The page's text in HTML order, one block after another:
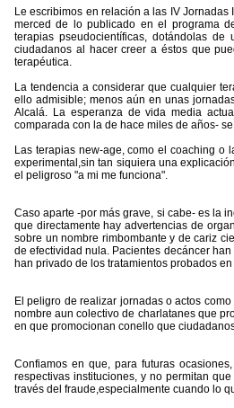
Le escribimos en relación a las IV
merced de lo publicado en el programa
terapias pseudocientíficas, dotándolas
ciudadanos al hacer creer a éstos que
terapéutica.
La tendencia a considerar que cualquier
ello admisible; menos aún en unas
Alcalá. La esperanza de vida media
comparada con la de hace miles de años-
Las terapias new-age, como el coaching o
experimental,sin tan siquiera una
el peligroso "a mi me funciona".
Caso aparte -por más grave, si cabe- es la
que directamente hay advertencias de
sobre un nombre rimbombante y de cariz
de efectividad nula. Pacientes decáncer
han privado de los tratamientos probados
El peligro de realizar jornadas o actos
nombre aun colectivo de charlatanes que
en que promocionan conello que
Confiamos en que, para futuras
respectivas instituciones, y no permitan
través del fraude,especialmente cuando lo